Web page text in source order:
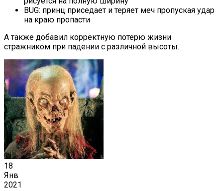
BUG: принц приседает и теряет меч пропуская удар
на краю пропасти
А также добавил корректную потерю жизни
стражником при падении с различной высоты.
18
Янв
2021